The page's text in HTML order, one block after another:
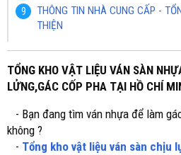
THÔNG TIN NHÀ CUNG CẤP -
THIỆN
TỔNG KHO VẬT LIỆU VÁN SÀN
LỬNG,GÁC CỐP PHA TẠI HỒ CHÍ
- Bạn đang tìm ván nhựa để làm
không ?
- Tổng kho vật liệu ván sàn chịu